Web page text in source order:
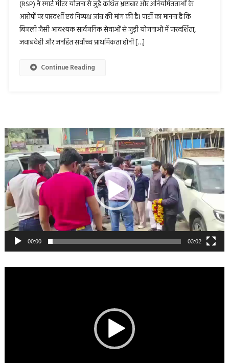
(RSP) ने स्मार्ट मीटर योजना से जुड़े कथित भ्रष्टाचार और अनियमितताओं के
आरोपों पर पारदर्शी एवं निष्पक्ष जांच की मांग की है। पार्टी का मानना है कि
बिजली जैसी आवश्यक सार्वजनिक सेवाओं से जुड़ी योजनाओं में पारदर्शिता,
जवाबदेही और जनहित सर्वोच्च प्राथमिकता होनी […]
Continue Reading
Video
Player
00:00 03:02